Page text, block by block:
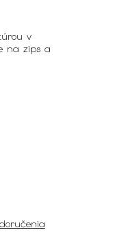
v
na zips a